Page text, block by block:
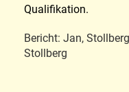
Qualifikation.
Bericht: Jan,
Stollberg